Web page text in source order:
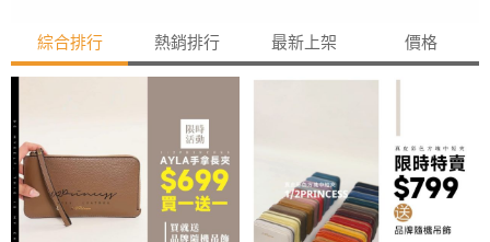
綜合排行 熱銷排行 最新上架 價格